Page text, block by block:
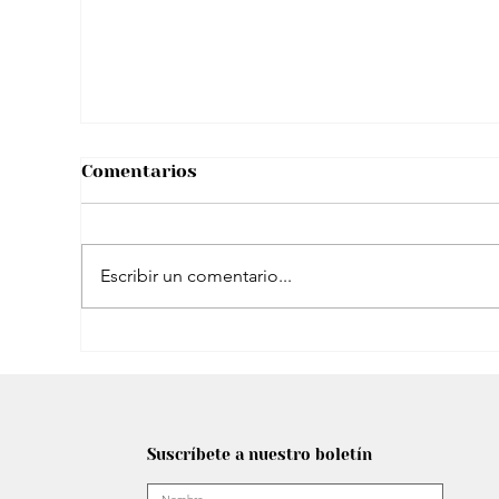
Comentarios
Escribir un comentario...
Suscríbete a nuestro boletín